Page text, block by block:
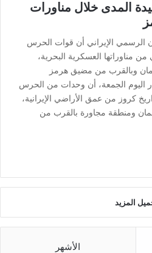
المدى خلال مناورات
الرسمي الإيراني أن قوات الحرس
من مناوراتها العسكرية البحرية،
وبالقرب من مضيق هرمز
اليوم الجمعة، أن وحدات من الحرس
كروز من عمق الأراضي الإيرانية،
ومنطقة مجاورة بالقرب من
المزيد
الأشهر